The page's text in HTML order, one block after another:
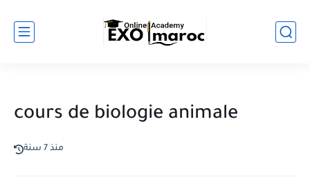
cours de biologie animale
منذ 7 سنة